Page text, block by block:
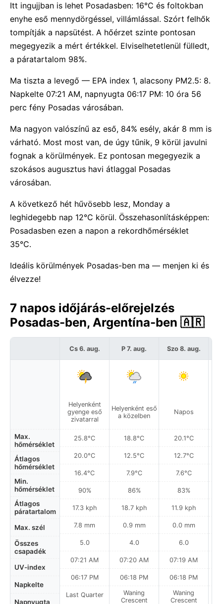
Itt ingujjban is lehet Posadasben: 16°C és foltokban
enyhe eső mennydörgéssel, villámlással. Szórt felhők
tompítják a napsütést. A hőérzet szinte pontosan
megegyezik a mért értékkel. Elviselhetetlenül fülledt,
a páratartalom 98%.
Ma tiszta a levegő — EPA index 1, alacsony PM2.5: 8.
Napkelte 07:21 AM, napnyugta 06:17 PM: 10 óra 56
perc fény Posadas városában.
Ma nagyon valószínű az eső, 84% esély, akár 8 mm is
várható. Most most van, de úgy tűnik, 9 körül javulni
fognak a körülmények. Ez pontosan megegyezik a
szokásos augusztus havi átlaggal Posadas
városában.
A következő hét hűvösebb lesz, Monday a
leghidegebb nap 12°C körül. Összehasonlításképpen:
Posadasben ezen a napon a rekordhőmérséklet
35°C.
Ideális körülmények Posadas-ben ma — menjen ki és
élvezze!
7 napos időjárás-előrejelzés
Posadas-ben, Argentína-ben 🇦🇷
Max.
hőmérséklet
Átlagos
hőmérséklet
Min.
hőmérséklet
Átlagos
páratartalom
Max. szél
Összes
csapadék
UV-index
Napkelte
Napnyugta
Cs 6. aug.
Helyenként
gyenge eső
zivatarral
25.8°C
20.0°C
16.4°C
90%
17.3 kph
7.8 mm
5.0
07:21 AM
06:17 PM
Last Quarter
P 7. aug.
Helyenként eső
a közelben
18.8°C
12.5°C
7.9°C
86%
18.7 kph
0.9 mm
4.0
07:20 AM
06:18 PM
Waning
Crescent
Szo 8. aug.
Napos
20.1°C
12.7°C
7.6°C
83%
11.9 kph
0.0 mm
6.0
07:19 AM
06:18 PM
Waning
Crescent